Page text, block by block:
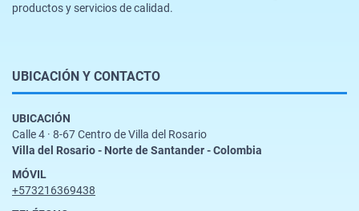
productos y servicios de calidad.
UBICACIÓN Y CONTACTO
UBICACIÓN
Calle 4 · 8-67 Centro de Villa del Rosario
Villa del Rosario - Norte de Santander - Colombia
MÓVIL
+573216369438